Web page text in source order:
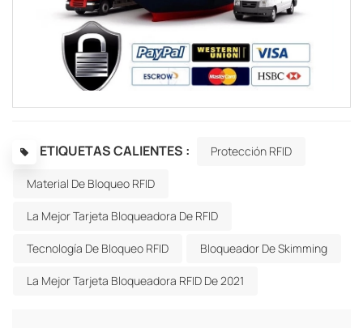
ETIQUETAS CALIENTES : Protección RFID
Material De Bloqueo RFID
La Mejor Tarjeta Bloqueadora De RFID
Tecnología De Bloqueo RFID Bloqueador De Skimming
La Mejor Tarjeta Bloqueadora RFID De 2021